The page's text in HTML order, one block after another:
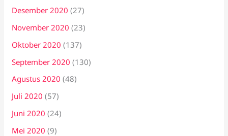
Desember 2020 (27)
November 2020 (23)
Oktober 2020 (137)
September 2020 (130)
Agustus 2020 (48)
Juli 2020 (57)
Juni 2020 (24)
Mei 2020 (9)